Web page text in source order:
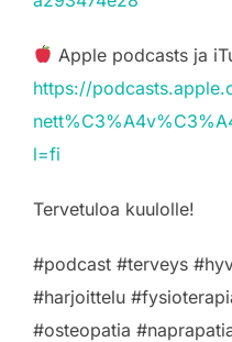
Apple podcasts ja
https://
l=fi
Tervetuloa kuulolle!
#podcast #terveys
#harjoittelu
#osteopatia